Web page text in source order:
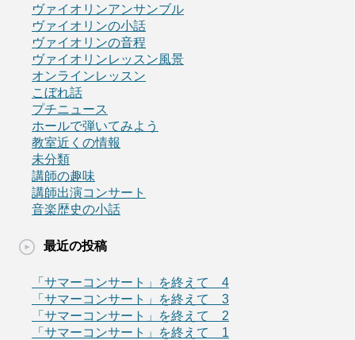
ヴァイオリンアンサンブル
ヴァイオリンの小話
ヴァイオリンの音程
ヴァイオリンレッスン風景
オンラインレッスン
こぼれ話
プチニュース
ホールで弾いてみよう
教室近くの情報
未分類
講師の趣味
講師出演コンサート
音楽歴史の小話
最近の投稿
「サマーコンサート」を終えて 4
「サマーコンサート」を終えて 3
「サマーコンサート」を終えて 2
「サマーコンサート」を終えて 1